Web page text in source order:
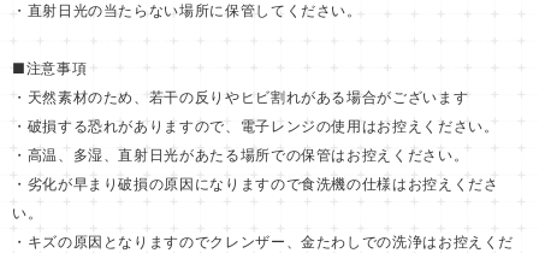
・直射日光の当たらない場所に保管してください。
■注意事項
・天然素材のため、若干の反りやヒビ割れがある場合がございます
・破損する恐れがありますので、電子レンジの使用はお控えください。
・高温、多湿、直射日光があたる場所での保管はお控えください。
・劣化が早まり破損の原因になりますので食洗機の仕様はお控えくださ
い。
・キズの原因となりますのでクレンザー、金たわしでの洗浄はお控えくだ